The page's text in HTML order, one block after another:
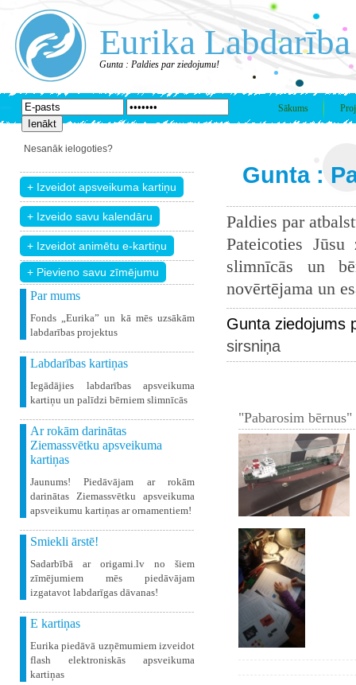
Eurika Labdarība
Gunta : Paldies par ziedojumu!
Sākums
Nesanāk ielogoties?
+ Pievieno savu zīmējumu
Par mums
Fonds „Eurika” un kā mēs uzsākām
labdarības projektus
Labdarības kartiņas
Iegādājies labdarības apsveikuma
kartiņu un palīdzi bērniem slimnīcās
Ar rokām darinātas
Ziemassvētku apsveikuma
kartiņas
Jaunums! Piedāvājam ar rokām
darinātas Ziemassvētku apsveikuma
apsveikumu kartiņas ar ornamentiem!
Smiekli ārstē!
Sadarbībā ar origami.lv no šiem
zīmējumiem mēs piedāvājam
izgatavot labdarīgas dāvanas!
E kartiņas
Eurika piedāvā uzņēmumiem izveidot
flash elektroniskās apsveikuma
kartiņas
Gunta :
Paldies par
Pateicoties
slimnīcās un
novērtējama un
Gunta ziedojums
sirsniņa
"Pabarosim